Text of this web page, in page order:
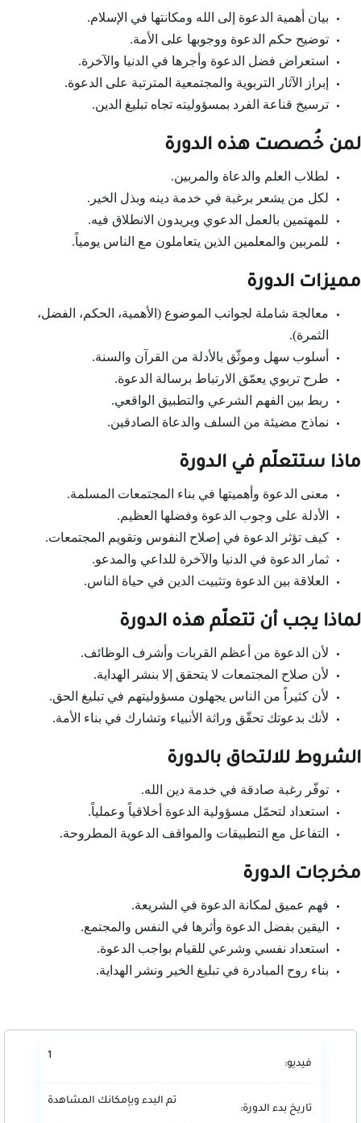
بيان أهمية الدعوة إلى الله ومكانتها في الإسلام.
توضيح حكم الدعوة ووجوبها على الأمة.
استعراض فضل الدعوة وأجرها في الدنيا والآخرة.
إبراز الآثار التربوية والمجتمعية المترتبة على الدعوة.
ترسيخ قناعة الفرد بمسؤوليته تجاه تبليغ الدين.
لمن خُصصت هذه الدورة
لطلاب العلم والدعاة والمربين.
لكل من يشعر برغبة في خدمة دينه وبذل الخير.
للمهتمين بالعمل الدعوي ويريدون الانطلاق فيه.
للمربين والمعلمين الذين يتعاملون مع الناس يومياً.
مميزات الدورة
معالجة شاملة لجوانب الموضوع (الأهمية، الحكم، الفضل،
الثمرة).
أسلوب سهل وموثّق بالأدلة من القرآن والسنة.
طرح تربوي يعمّق الارتباط برسالة الدعوة.
ربط بين الفهم الشرعي والتطبيق الواقعي.
نماذج مضيئة من السلف والدعاة الصادقين.
ماذا ستتعلّم في الدورة
معنى الدعوة وأهميتها في بناء المجتمعات المسلمة.
الأدلة على وجوب الدعوة وفضلها العظيم.
كيف تؤثر الدعوة في إصلاح النفوس وتقويم المجتمعات.
ثمار الدعوة في الدنيا والآخرة للداعي والمدعو.
العلاقة بين الدعوة وتثبيت الدين في حياة الناس.
لماذا يجب أن تتعلّم هذه الدورة
لأن الدعوة من أعظم القربات وأشرف الوظائف.
لأن صلاح المجتمعات لا يتحقق إلا بنشر الهداية.
لأن كثيراً من الناس يجهلون مسؤوليتهم في تبليغ الحق.
لأنك بدعوتك تحقّق وراثة الأنبياء وتشارك في بناء الأمة.
الشروط للالتحاق بالدورة
توفّر رغبة صادقة في خدمة دين الله.
استعداد لتحمّل مسؤولية الدعوة أخلاقياً وعملياً.
التفاعل مع التطبيقات والمواقف الدعوية المطروحة.
مخرجات الدورة
فهم عميق لمكانة الدعوة في الشريعة.
اليقين بفضل الدعوة وأثرها في النفس والمجتمع.
استعداد نفسي وشرعي للقيام بواجب الدعوة.
بناء روح المبادرة في تبليغ الخير ونشر الهداية.
فيديو:
1
تاريخ بدء الدورة:
تم البدء وبإمكانك المشاهدة